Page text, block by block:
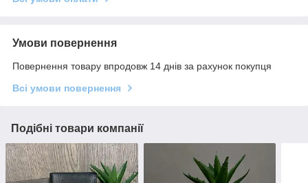
Умови повернення
Повернення товару впродовж 14 днів за рахунок покупця
Всі умови повернення
Подібні товари компанії